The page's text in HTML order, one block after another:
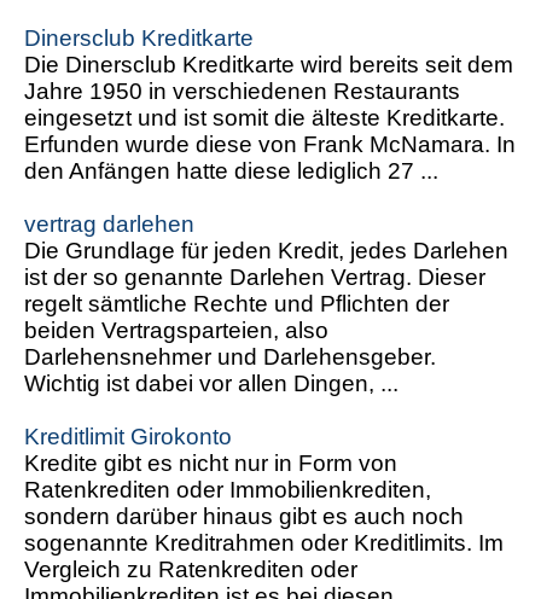
Dinersclub Kreditkarte
Die Dinersclub Kreditkarte wird bereits seit dem
Jahre 1950 in verschiedenen Restaurants
eingesetzt und ist somit die älteste Kreditkarte.
Erfunden wurde diese von Frank McNamara. In
den Anfängen hatte diese lediglich 27 ...
vertrag darlehen
Die Grundlage für jeden Kredit, jedes Darlehen
ist der so genannte Darlehen Vertrag. Dieser
regelt sämtliche Rechte und Pflichten der
beiden Vertragsparteien, also
Darlehensnehmer und Darlehensgeber.
Wichtig ist dabei vor allen Dingen, ...
Kreditlimit Girokonto
Kredite gibt es nicht nur in Form von
Ratenkrediten oder Immobilienkrediten,
sondern darüber hinaus gibt es auch noch
sogenannte Kreditrahmen oder Kreditlimits. Im
Vergleich zu Ratenkrediten oder